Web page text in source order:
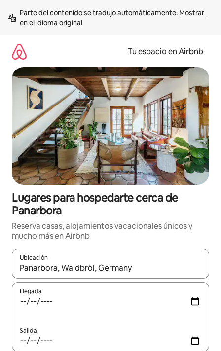
contenido
Parte del contenido se tradujo automáticamente. Mostrar
en el idioma original
Tu espacio en Airbnb
Lugares para hospedarte cerca de
Panarbora
Reserva casas, alojamientos vacacionales únicos y
mucho más en Airbnb
Ubicación
Cuando los resultados estén disponibles, podrás navegar
Llegada
Salida